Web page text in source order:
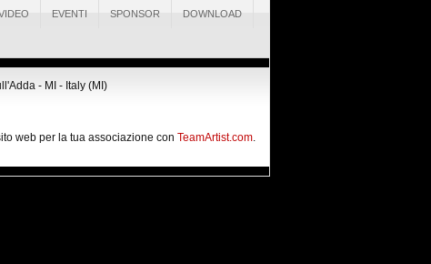
EVENTI SPONSOR DOWNLOAD
- MI - Italy (MI)
web per la tua associazione con TeamArtist.com.